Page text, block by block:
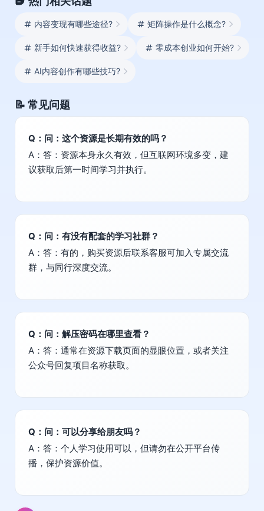
内容变现有哪些途径? 矩阵操作是什么概念?
新手如何快速获得收益? 零成本创业如何开始?
AI内容创作有哪些技巧?
📝 常见问题
Q：问：这个资源是长期有效的吗？
A：答：资源本身永久有效，但互联网环境多变，建
议获取后第一时间学习并执行。
Q：问：有没有配套的学习社群？
A：答：有的，购买资源后联系客服可加入专属交流
群，与同行深度交流。
Q：问：解压密码在哪里查看？
A：答：通常在资源下载页面的显眼位置，或者关注
公众号回复项目名称获取。
Q：问：可以分享给朋友吗？
A：答：个人学习使用可以，但请勿在公开平台传
播，保护资源价值。